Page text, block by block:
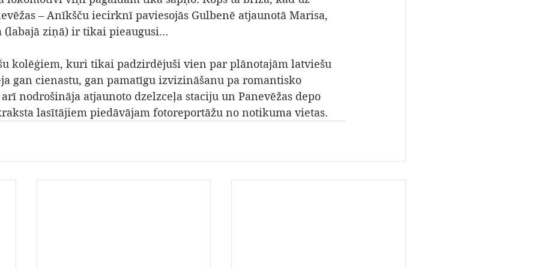
– Anīkšču iecirknī paviesojās Gulbenē atjaunotā Marisa,
(labajā ziņā) ir tikai pieaugusi…
kolēģiem, kuri tikai padzirdējuši vien par plānotajām latviešu
gan cienastu, gan pamatīgu izvizināšanu pa romantisko
nodrošināja atjaunoto dzelzceļa staciju un Panevēžas depo
lasītājiem piedāvājam fotoreportāžu no notikuma vietas.